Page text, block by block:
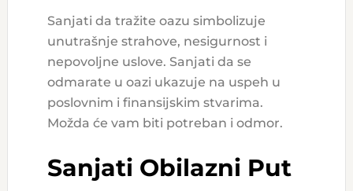
Sanjati da tražite oazu simbolizuje
unutrašnje strahove, nesigurnost i
nepovoljne uslove. Sanjati da se
odmarate u oazi ukazuje na uspeh u
poslovnim i finansijskim stvarima.
Možda će vam biti potreban i odmor.
Sanjati Obilazni Put